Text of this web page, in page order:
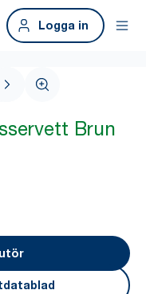
Logga in
Brun